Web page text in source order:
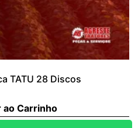
TATU 28 Discos
ao Carrinho